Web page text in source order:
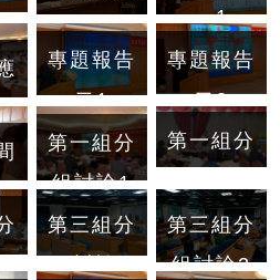
一1
專題報告
二1
專題報告
二2
第一組分
組討論1
第一組分
第三組分
第三組分
組討論2